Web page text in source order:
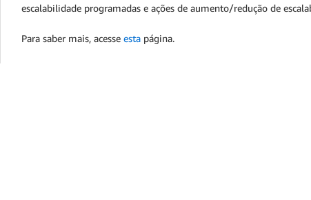
escalabilidade programadas e ações de aumento/redução de
Para saber mais, acesse esta página.